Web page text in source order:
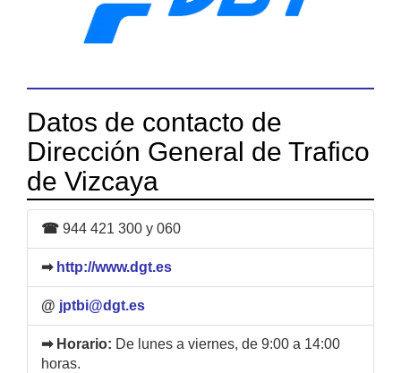
Datos de contacto de
Dirección General de Trafico
de Vizcaya
☎ 944 421 300 y 060
➡ http://www.dgt.es
@ jptbi@dgt.es
➡ Horario: De lunes a viernes, de 9:00 a 14:00
horas.